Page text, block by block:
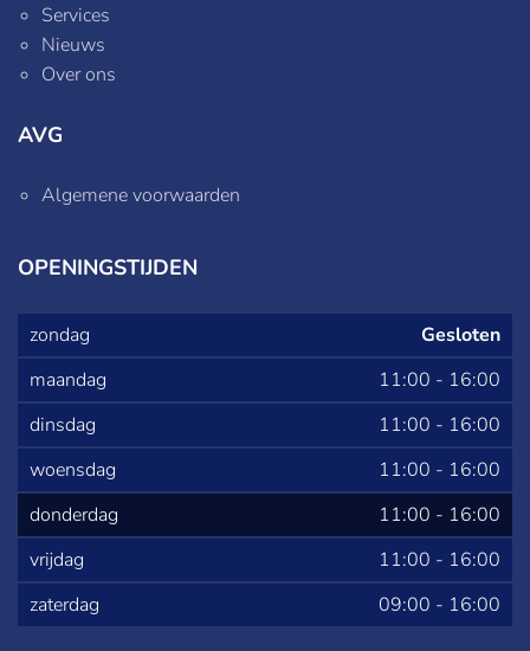
Services
Nieuws
Over ons
AVG
Algemene voorwaarden
OPENINGSTIJDEN
zondag
Gesloten
maandag
11:00 - 16:00
dinsdag
11:00 - 16:00
woensdag
11:00 - 16:00
donderdag
11:00 - 16:00
vrijdag
11:00 - 16:00
zaterdag
09:00 - 16:00